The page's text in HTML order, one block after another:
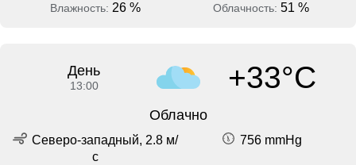
Влажность: 26 % Облачность: 51 %
День
13:00 +33°C
Облачно
Северо-западный, 2.8 м/
с
756 mmHg